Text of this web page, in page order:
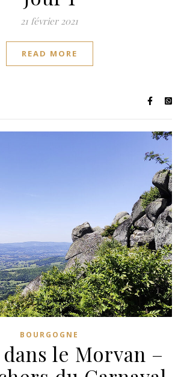
21 février 2021
READ MORE
BOURGOGNE
le Morvan –